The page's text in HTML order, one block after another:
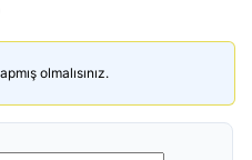
olmalısınız.